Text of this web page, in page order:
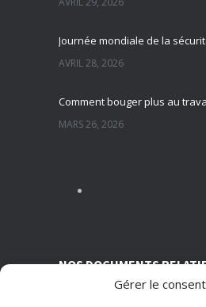
Gérer le
AVRIL 28, 2026
MARS 26, 2026
NOS DOCUMENTS
TRANSPARENCE SUR